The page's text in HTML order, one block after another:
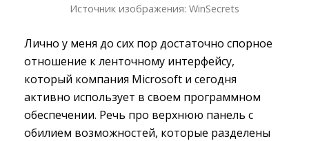
Источник изображения: WinSecrets
Лично у меня до сих пор достаточно спорное
отношение к ленточному интерфейсу,
который компания Microsoft и сегодня
активно использует в своем программном
обеспечении. Речь про верхнюю панель с
обилием возможностей, которые разделены